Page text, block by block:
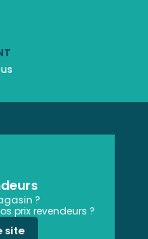
?
prix revendeurs ?
site